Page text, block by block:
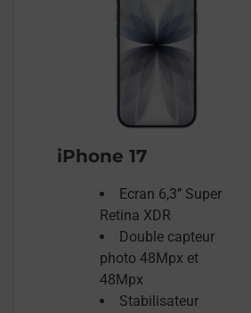
iPhone 17
Ecran 6,3’’ Super
Retina XDR
Double capteur
photo 48Mpx et
48Mpx
Stabilisateur